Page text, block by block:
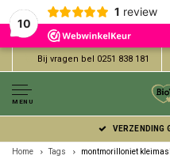
10
1 review
Bij vragen bel 0251 838 181
MENU
VERZENDING
Home Tags montmorilloniet